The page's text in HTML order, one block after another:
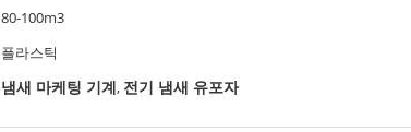
80-100m3
플라스틱
냄새 마케팅 기계, 전기 냄새 유포자